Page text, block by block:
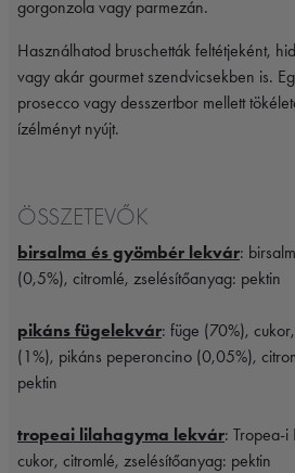
gorgonzola vagy parmezán.
Használhatod bruschetták feltétjeként,
vagy akár gourmet szendvicsekben is.
prosecco vagy desszertbor mellett
ízélményt nyújt.
ÖSSZETEVŐK
birsalma és gyömbér lekvár:
(0,5%), citromlé, zselésítőanyag: pektin
pikáns fügelekvár: füge (70%),
(1%), pikáns peperoncino (0,05%),
pektin
tropeai lilahagyma lekvár: Tropea-i
cukor, citromlé, zselésítőanyag: pektin